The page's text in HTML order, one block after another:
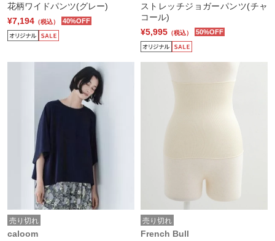
花柄ワイドパンツ(グレー)
¥7,194 （税込） 40%OFF
ストレッチジョガーパンツ(チャ
コール)
¥5,995 （税込） 50%OFF
売り切れ
caloom
売り切れ
French Bull